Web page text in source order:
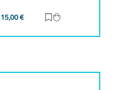
15,00€ Zur Merkliste